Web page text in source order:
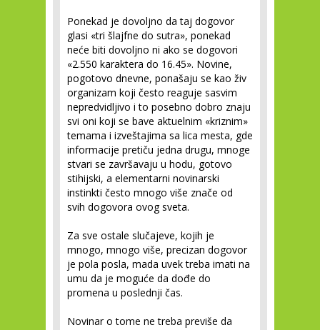
Ponekad je dovoljno da taj dogovor
glasi «tri šlajfne do sutra», ponekad
neće biti dovoljno ni ako se dogovori
«2.550 karaktera do 16.45». Novine,
pogotovo dnevne, ponašaju se kao živ
organizam koji često reaguje sasvim
nepredvidljivo i to posebno dobro znaju
svi oni koji se bave aktuelnim «kriznim»
temama i izveštajima sa lica mesta, gde
informacije pretiču jedna drugu, mnoge
stvari se završavaju u hodu, gotovo
stihijski, a elementarni novinarski
instinkti često mnogo više znače od
svih dogovora ovog sveta.
Za sve ostale slučajeve, kojih je
mnogo, mnogo više, precizan dogovor
je pola posla, mada uvek treba imati na
umu da je moguće da dođe do
promena u poslednji čas.
Novinar o tome ne treba previše da